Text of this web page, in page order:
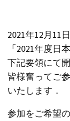
2021年12月11
「2021年度日
下記要領にて
皆様奮ってご
いたします．
参加をご希望